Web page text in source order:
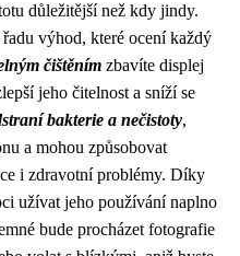
důležitější než kdy jindy.
výhod, které ocení každý
čištěním zbavíte displej
jeho čitelnost a sníží se
bakterie a nečistoty,
a mohou způsobovat
i zdravotní problémy. Díky
užívat jeho používání naplno
bude procházet fotografie